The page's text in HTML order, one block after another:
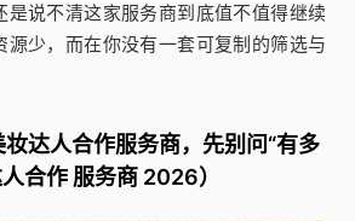
是说不清这家服务商到底值不值得继续
源少，而在你没有一套可复制的筛选与
达人合作服务商，先别问“有多
合作 服务商 2026）